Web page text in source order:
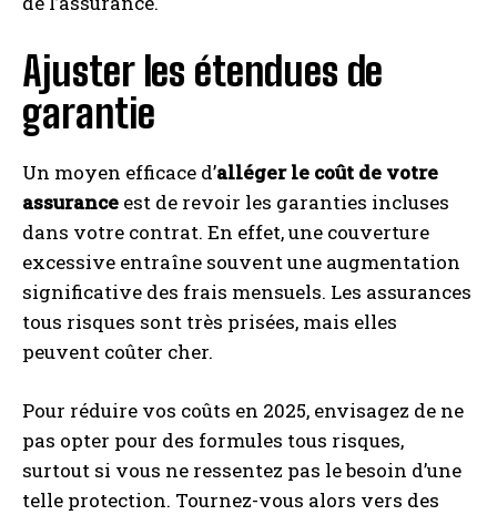
I WANT IN
I've read and accept the
A LIRE : Assurance : la défiance prédomine chez les
Français, tandis qu’un quart s’estime irréprochable
Ajuster les étendues de
garantie
Un moyen efficace d’alléger le coût de votre
assurance est de revoir les garanties incluses
dans votre contrat. En effet, une couverture
excessive entraîne souvent une augmentation
significative des frais mensuels. Les assurances
tous risques sont très prisées, mais elles
peuvent coûter cher.
Pour réduire vos coûts en 2025, envisagez de ne
pas opter pour des formules tous risques,
surtout si vous ne ressentez pas le besoin d’une
telle protection. Tournez-vous alors vers des